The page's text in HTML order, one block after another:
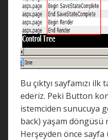
Bu çıktyı sayfamızı
ederiz. Peki Button
istemciden sunucuya
back) yaşam döngüsü
Herşeyden önce